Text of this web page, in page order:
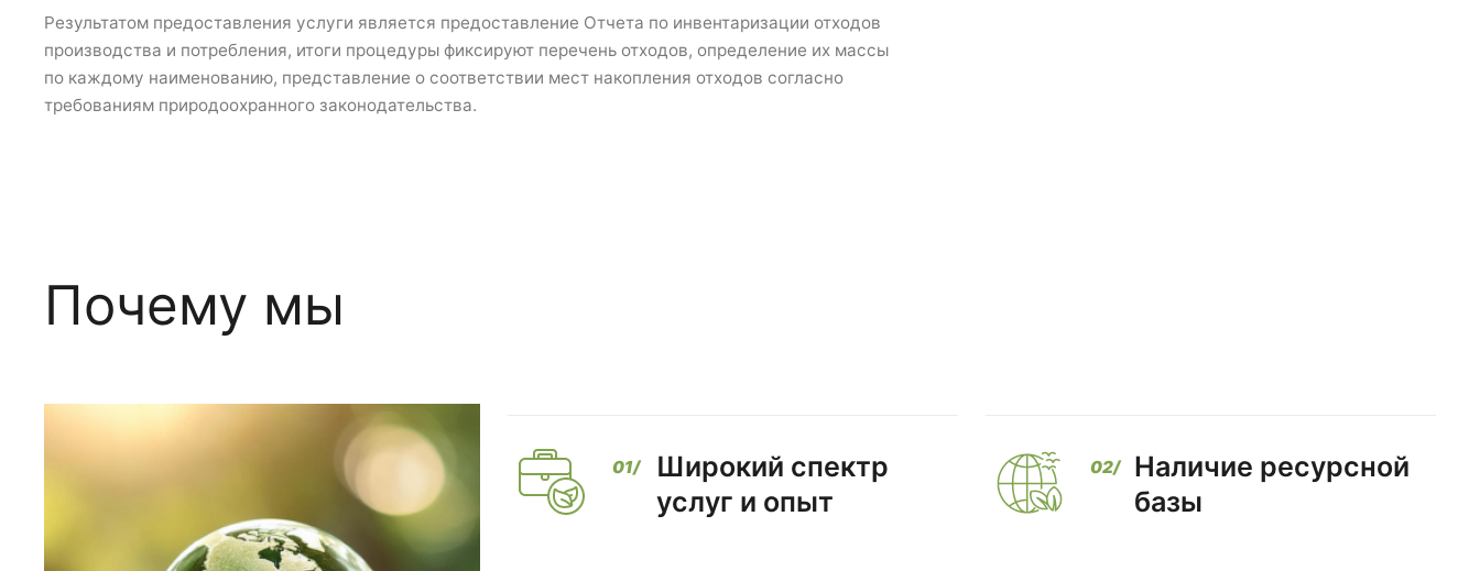
Результатом предоставления услуги является предоставление Отчета по инвентаризации отходов
производства и потребления, итоги процедуры фиксируют перечень отходов, определение их массы
по каждому наименованию, представление о соответствии мест накопления отходов согласно
требованиям природоохранного законодательства.
Почему мы
Широкий спектр
услуг и опыт
Наличие ресурсной
базы